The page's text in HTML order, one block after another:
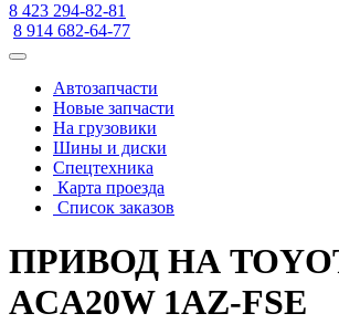
8 423 294-82-81
8 914 682-64-77
Автозапчасти
Новые запчасти
На грузовики
Шины и диски
Спецтехника
Карта проезда
Список заказов
ПРИВОД НА
ACA20W 1AZ-FSE